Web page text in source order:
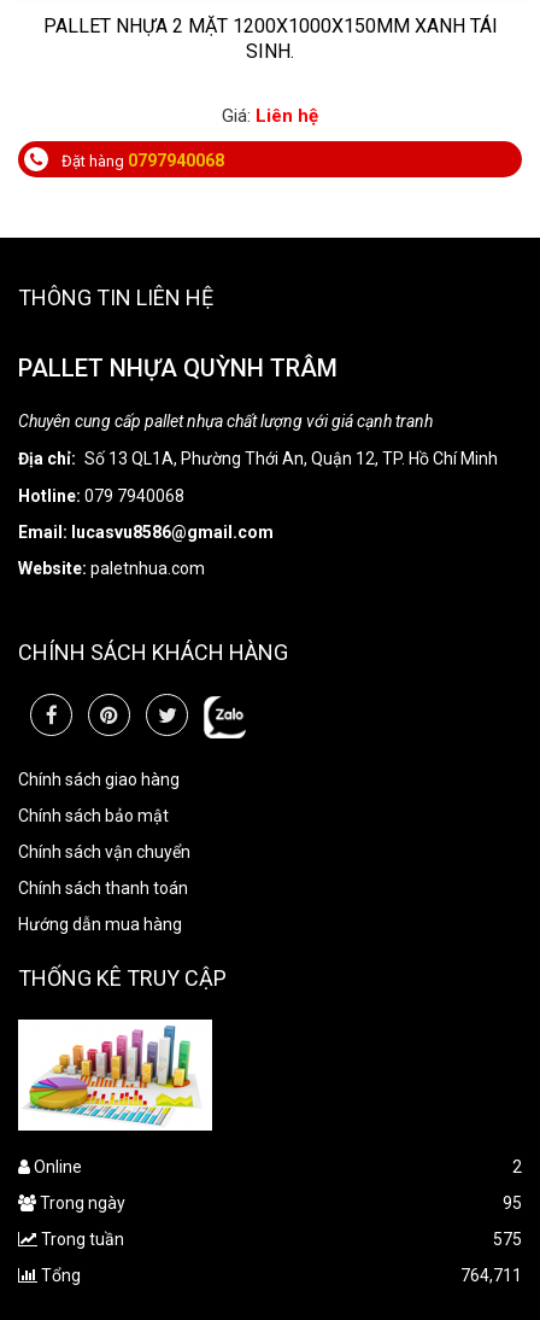
PALLET NHỰA 2 MẶT 1200X1000X150MM XANH TÁI
SINH.
Giá: Liên hệ
Đặt hàng 0797940068
THÔNG TIN LIÊN HỆ
PALLET NHỰA QUỲNH TRÂM
Chuyên cung cấp pallet nhựa chất lượng với giá cạnh tranh
Địa chỉ: Số 13 QL1A, Phường Thới An, Quận 12, TP. Hồ Chí Minh
Hotline: 079 7940068
Email: lucasvu8586@gmail.com
Website: paletnhua.com
CHÍNH SÁCH KHÁCH HÀNG
Chính sách giao hàng
Chính sách bảo mật
Chính sách vận chuyển
Chính sách thanh toán
Hướng dẫn mua hàng
THỐNG KÊ TRUY CẬP
Online
2
Trong ngày
95
Trong tuần
575
Tổng
764,711